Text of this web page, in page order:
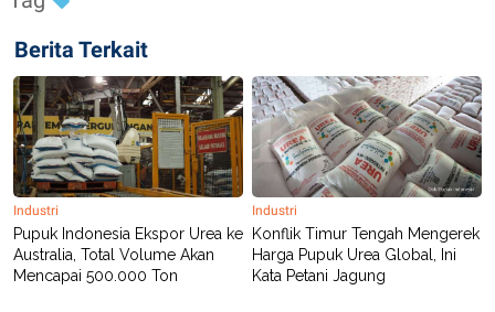
RT
S
I
N
G
K
G
M
E
D
I
A
.
I
D
Berita Terkait
Industri
Pupuk Indonesia Ekspor Urea ke
Australia, Total Volume Akan
Mencapai 500.000 Ton
Industri
Konflik Timur Tengah Mengerek
Harga Pupuk Urea Global, Ini
Kata Petani Jagung